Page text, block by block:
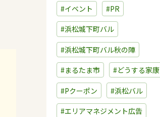
#イベント #PR
#浜松城下町バル
#浜松城下町バル秋の陣
#まるたま市 #どうする家康
#Pクーポン #浜松バル
#エリアマネジメント広告